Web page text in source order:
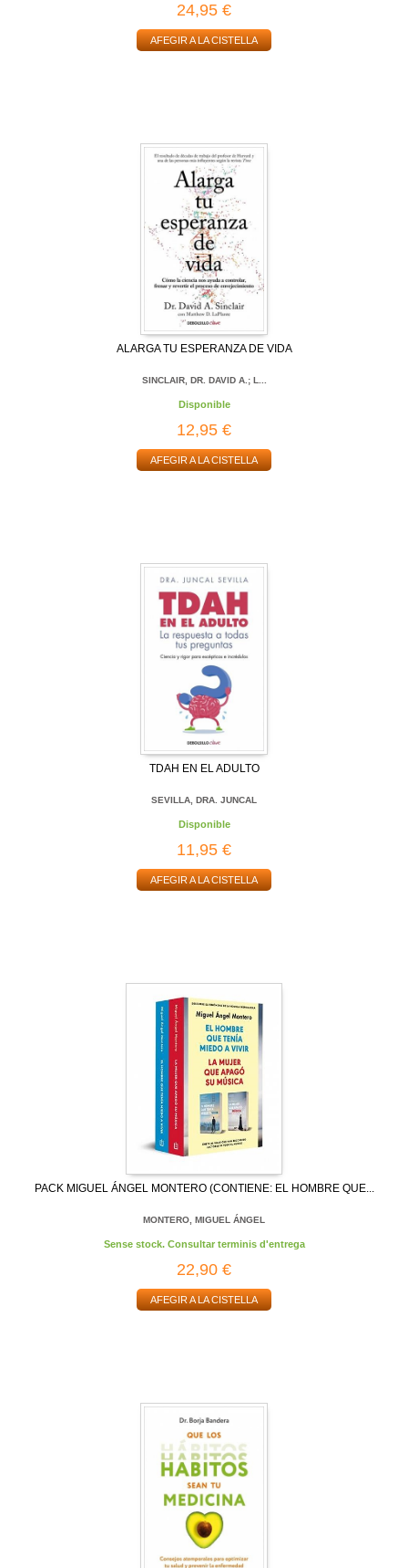
24,95 €
AFEGIR A LA CISTELLA
ALARGA TU ESPERANZA DE VIDA
SINCLAIR, DR. DAVID A.; L...
Disponible
12,95 €
AFEGIR A LA CISTELLA
TDAH EN EL ADULTO
SEVILLA, DRA. JUNCAL
Disponible
11,95 €
AFEGIR A LA CISTELLA
PACK MIGUEL ÁNGEL MONTERO (CONTIENE: EL HOMBRE QUE...
MONTERO, MIGUEL ÁNGEL
Sense stock. Consultar terminis d'entrega
22,90 €
AFEGIR A LA CISTELLA